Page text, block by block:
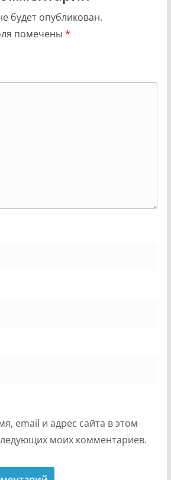
будет опубликован.
помечены *
email и адрес сайта в этом
моих комментариев.